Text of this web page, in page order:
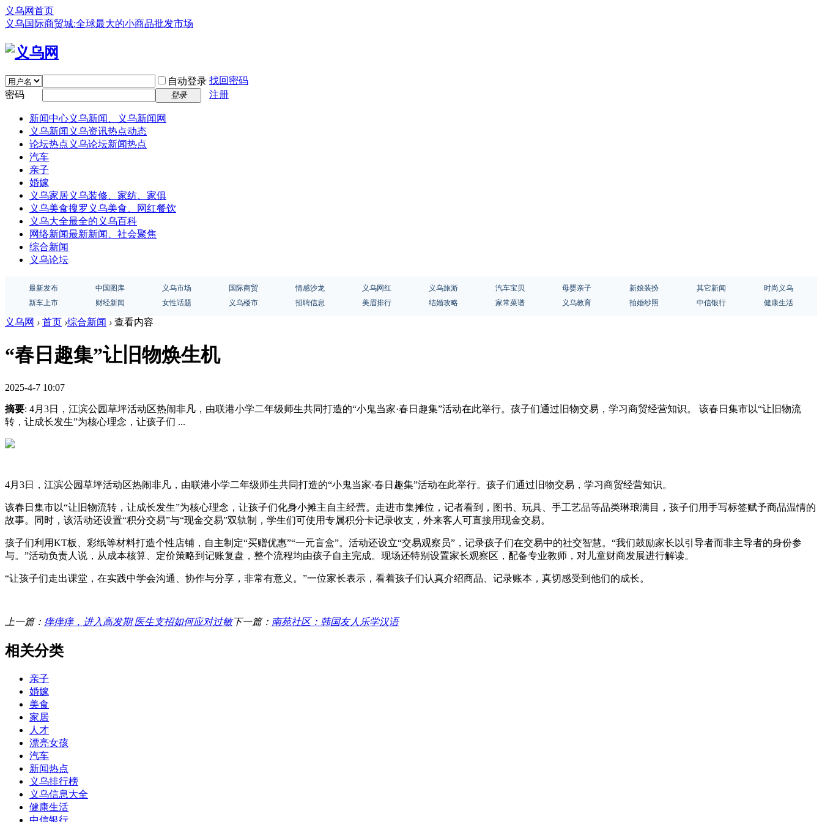
义乌网首页
义乌国际商贸城:全球最大的小商品批发市场
自动登录 找回密码
密码
登录 注册
新闻中心义乌新闻、义乌新闻网
义乌新闻 义乌资讯热点动态
论坛热点 义乌论坛新闻热点
汽车
亲子
婚嫁
义乌家居义乌装修、家纺、家俱
义乌美食搜罗义乌美食、网红餐饮
义乌大全最全的义乌百科
网络新闻最新新闻、社会聚焦
综合新闻
义乌论坛
最新发布 中国图库 义乌市场 国际商贸 情感沙龙 义乌网红 义乌旅游 汽车宝贝 母婴亲子 新娘装扮 其它新闻
时尚义乌
新车上市
财经新闻 女性话题 义乌楼市 招聘信息 美眉排行 结婚攻略 家常菜谱 义乌教育 拍婚纱照 中信银行 健康生活
义乌网 › 首页 ›综合新闻 › 查看内容
“春日趣集”让旧物焕生机
2025-4-7 10:07
摘要: 4月3日，江滨公园草坪活动区热闹非凡，由联港小学二年级师生共同打造的“小鬼当家·春日趣集”活动在此举行。孩子们通过旧物交易，学习商贸经营知识。 该春日集市以“让旧物流
转，让成长发生”为核心理念，让孩子们 ...
4月3日，江滨公园草坪活动区热闹非凡，由联港小学二年级师生共同打造的“小鬼当家·春日趣集”活动在此举行。孩子们通过旧物交易，学习商贸经营知识。
该春日集市以“让旧物流转，让成长发生”为核心理念，让孩子们化身小摊主自主经营。走进市集摊位，记者看到，图书、玩具、手工艺品等品类琳琅满目，孩子们用手写标签赋予商品温情的
故事。同时，该活动还设置“积分交易”与“现金交易”双轨制，学生们可使用专属积分卡记录收支，外来客人可直接用现金交易。
孩子们利用KT板、彩纸等材料打造个性店铺，自主制定“买赠优惠”“一元盲盒”。活动还设立“交易观察员”，记录孩子们在交易中的社交智慧。“我们鼓励家长以引导者而非主导者的身份参
与。”活动负责人说，从成本核算、定价策略到记账复盘，整个流程均由孩子自主完成。现场还特别设置家长观察区，配备专业教师，对儿童财商发展进行解读。
“让孩子们走出课堂，在实践中学会沟通、协作与分享，非常有意义。”一位家长表示，看着孩子们认真介绍商品、记录账本，真切感受到他们的成长。
上一篇： 痒痒痒，进入高发期 医生支招如何应对过敏下一篇： 南苑社区：韩国友人乐学汉语
相关分类
亲子
婚嫁
美食
家居
人才
漂亮女孩
汽车
新闻热点
义乌排行榜
义乌信息大全
健康生活
中信银行